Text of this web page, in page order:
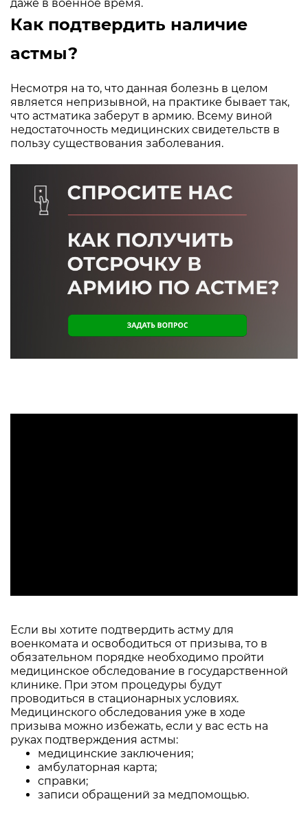
даже в военное время.
Как подтвердить наличие
астмы?
Несмотря на то, что данная болезнь в целом
является непризывной, на практике бывает так,
что астматика заберут в армию. Всему виной
недостаточность медицинских свидетельств в
пользу существования заболевания.
Если вы хотите подтвердить астму для
военкомата и освободиться от призыва, то в
обязательном порядке необходимо пройти
медицинское обследование в государственной
клинике. При этом процедуры будут
проводиться в стационарных условиях.
Медицинского обследования уже в ходе
призыва можно избежать, если у вас есть на
руках подтверждения астмы:
медицинские заключения;
амбулаторная карта;
справки;
записи обращений за медпомощью.